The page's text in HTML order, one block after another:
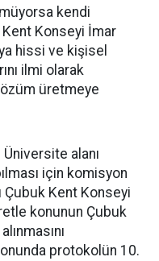
kendi
Konseyi İmar
hissi ve kişisel
ilmi olarak
üretmeye
alanı
için komisyon
Çubuk Kent Konseyi
konunun Çubuk
protokolün 10.